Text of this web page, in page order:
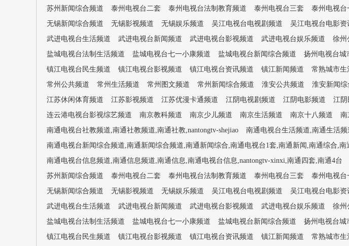
苏州新闻综合频道
泰州电视台二套 泰州电视台法制教育频道 泰州电视台三套 泰州电视台
无锡新闻综合频道
无锡影视频道 无锡娱乐频道 吴江电视台电视剧频道 吴江电视台电影资
武进电视台生活频道
武进电视台新闻频道 武进电视台影视频道 武进电视台娱乐频道 徐州
盐城电视台法制生活频道
盐城电视台七一小康频道 盐城电视台新闻综合频道 扬州电视台城
镇江电视台民生频道
镇江电视台影视频道 镇江电视台资讯频道 镇江新闻频道 常熟城市生
常州公共频道
常州生活频道 常州图文频道 常州新闻综合频道 淮安公共频道 淮安新闻综
江苏休闲体育频道
江苏影视频道 江苏优漫卡通频道 江阴电视剧频道 江阴电影频道 江阴
连云港电视台影视综艺频道
南京教科频道 南京少儿频道 南京生活频道 南京十八频道 南
南通电视台社教频道,南通社教频道,南通社教,nantongtv-shejiao
南通电视台生活频道,南通生活频
南通电视台新闻综合频道,南通新闻综合频道,南通新闻综合,南通电视台1套,南通新闻,南通综合,南
南通电视台信息频道,南通信息频道,南通信息,南通电视台信息,nantongtv-xinxi,南通四套,南通4台
苏州新闻综合频道
泰州电视台二套 泰州电视台法制教育频道 泰州电视台三套 泰州电视台
无锡新闻综合频道
无锡影视频道 无锡娱乐频道 吴江电视台电视剧频道 吴江电视台电影资
武进电视台生活频道
武进电视台新闻频道 武进电视台影视频道 武进电视台娱乐频道 徐州
盐城电视台法制生活频道
盐城电视台七一小康频道 盐城电视台新闻综合频道 扬州电视台城
镇江电视台民生频道
镇江电视台影视频道 镇江电视台资讯频道 镇江新闻频道 常熟城市生